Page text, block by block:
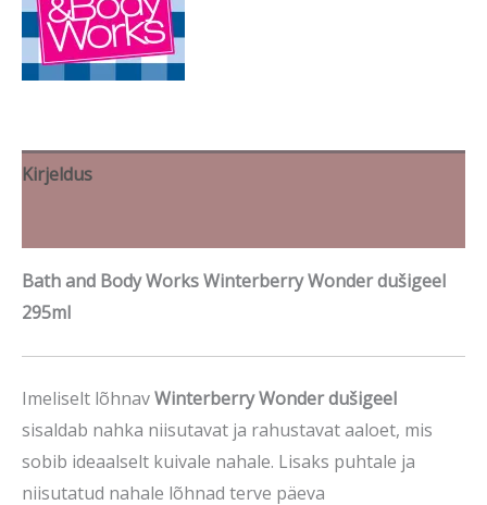
Kirjeldus
Bath and Body Works Winterberry Wonder dušigeel
295ml
Imeliselt lõhnavWinterberry Wonder dušigeel
sisaldab nahka niisutavat ja rahustavat aaloet, mis
sobib ideaalselt kuivale nahale. Lisaks puhtale ja
niisutatud nahale lõhnad terve päeva